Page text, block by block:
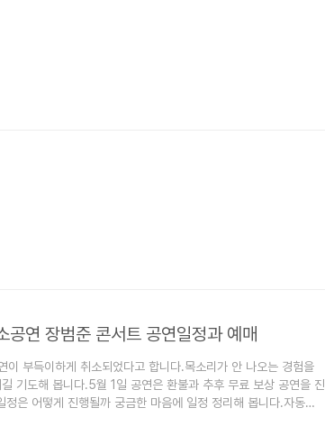
연 장범준 콘서트 공연일정과 예매
이 부득이하게 취소되었다고 합니다.목소리가 안 나오는 경험을
기도해 봅니다.5월 1일 공연은 환불과 추후 무료 보상 공연을 진
은 어떻게 진행될까 궁금한 마음에 일정 정리해 봅니다.자동예